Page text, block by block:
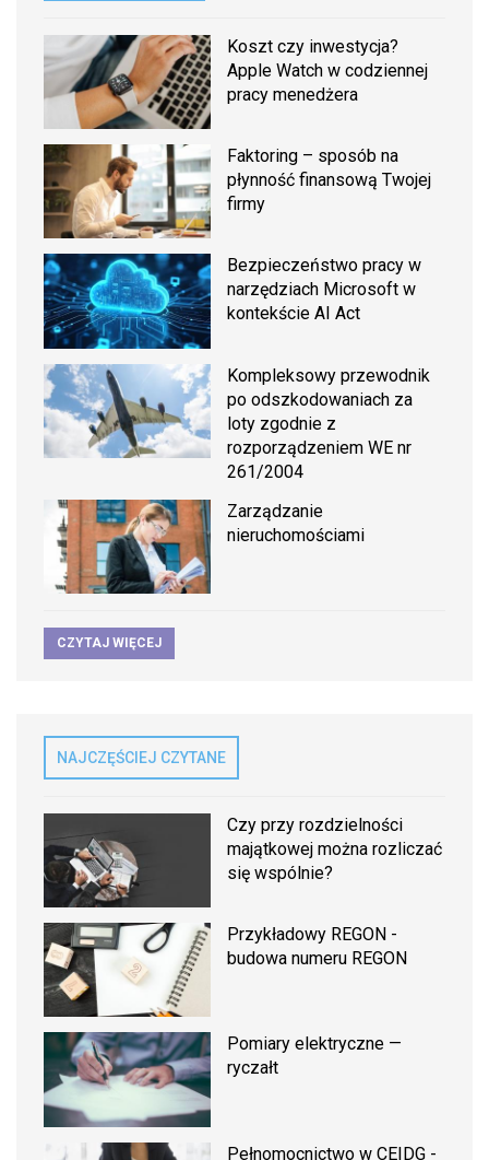
Koszt czy inwestycja?
Apple Watch w codziennej
pracy menedżera
Faktoring – sposób na
płynność finansową Twojej
firmy
Bezpieczeństwo pracy w
narzędziach Microsoft w
kontekście AI Act
Kompleksowy przewodnik
po odszkodowaniach za
loty zgodnie z
rozporządzeniem WE nr
261/2004
Zarządzanie
nieruchomościami
CZYTAJ WIĘCEJ
NAJCZĘŚCIEJ CZYTANE
Czy przy rozdzielności
majątkowej można rozliczać
się wspólnie?
Przykładowy REGON -
budowa numeru REGON
Pomiary elektryczne —
ryczałt
Pełnomocnictwo w CEIDG -